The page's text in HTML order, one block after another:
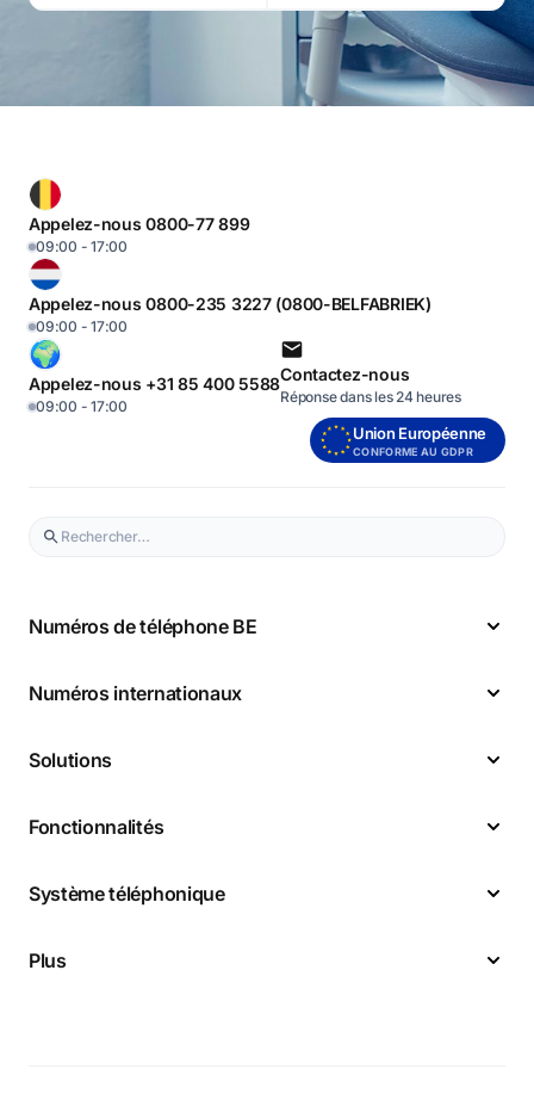
Appelez-nous 0800-77 899
09:00 - 17:00
Appelez-nous 0800-235 3227 (0800-BELFABRIEK)
09:00 - 17:00
Appelez-nous +31 85 400 5588
09:00 - 17:00
Contactez-nous
Réponse dans les 24 heures
Union Européenne
CONFORME AU GDPR
Numéros de téléphone BE
Numéros internationaux
Solutions
Fonctionnalités
Système téléphonique
Plus